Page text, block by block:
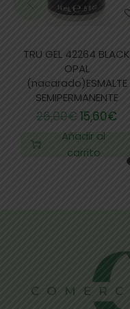
TRU GEL 42264 BLACK
OPAL
(nacarado)ESMALTE
SEMIPERMANENTE
26,00€15,60€
Añadir al
carrito